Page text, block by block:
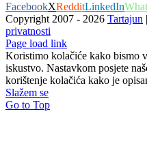
FacebookXRedditLinkedIn
Copyright 2007 - 2026 Tartajun
privatnosti
Page load link
Koristimo kolačiće kako bismo
iskustvo. Nastavkom posjete
korištenje kolačića kako je
Slažem se
Go to Top